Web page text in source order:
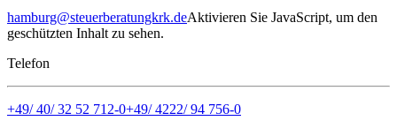
hamburg@steuerberatungkrk.deAktivieren Sie JavaScript, um den
geschützten Inhalt zu sehen.
Telefon
+49/ 40/ 32 52 712-0+49/ 4222/ 94 756-0